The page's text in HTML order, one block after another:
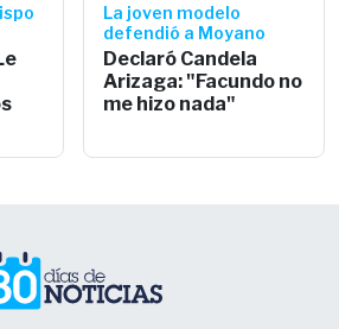
La joven modelo
defendió a Moyano
Declaró Candela
Arizaga: "Facundo no
me hizo nada"